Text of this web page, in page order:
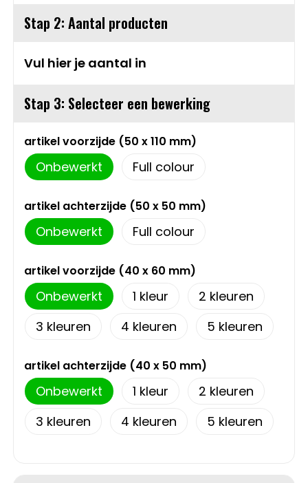
Sweaters
T-Shirts
Gilets
Matrozentassen
Opbergtassen
Picknicktassen en manden
Reistassen
Reistassensets
Rugzakken
Schoudertassen
Strandtassen
Toilettassen
Stap 2: Aantal producten
Vul hier je aantal in
Stap 3: Selecteer een bewerking
artikel voorzijde (50 x 110 mm)
Onbewerkt Full colour
artikel achterzijde (50 x 50 mm)
Onbewerkt Full colour
artikel voorzijde (40 x 60 mm)
Onbewerkt 1
2
3
4 5
artikel achterzijde (40 x 50 mm)
Onbewerkt 1
2
3
4 5